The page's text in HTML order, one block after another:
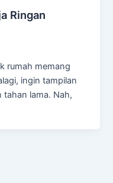
Ringan
rumah memang
ingin tampilan
tahan lama. Nah,